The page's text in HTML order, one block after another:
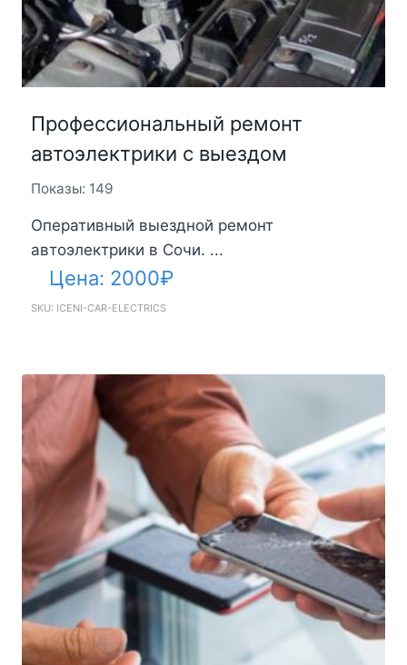
Профессиональный ремонт
автоэлектрики с выездом
Показы: 149
Оперативный выездной ремонт
автоэлектрики в Сочи. ...
Цена: 2000₽
SKU: ICENI-CAR-ELECTRICS